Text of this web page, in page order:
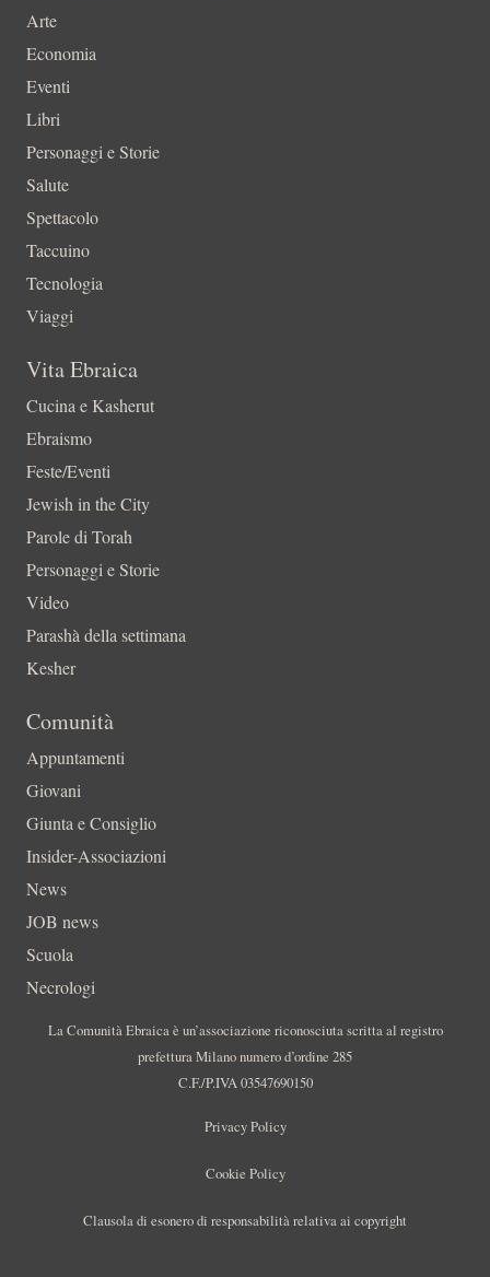
Arte
Economia
Eventi
Libri
Personaggi e Storie
Salute
Spettacolo
Taccuino
Tecnologia
Viaggi
Vita Ebraica
Cucina e Kasherut
Ebraismo
Feste/Eventi
Jewish in the City
Parole di Torah
Personaggi e Storie
Video
Parashà della settimana
Kesher
Comunità
Appuntamenti
Giovani
Giunta e Consiglio
Insider-Associazioni
News
JOB news
Scuola
Necrologi
La Comunità Ebraica è un’associazione riconosciuta scritta al registro
prefettura Milano numero d’ordine 285
C.F./P.IVA 03547690150
Privacy Policy
Cookie Policy
Clausola di esonero di responsabilità relativa ai copyright